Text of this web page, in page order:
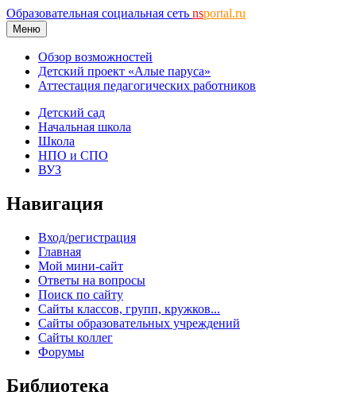
Образовательная социальная сеть nsportal.ru
Меню
Обзор возможностей
Детский проект «Алые паруса»
Аттестация педагогических работников
Детский сад
Начальная школа
Школа
НПО и СПО
ВУЗ
Навигация
Вход/регистрация
Главная
Мой мини-сайт
Ответы на вопросы
Поиск по сайту
Сайты классов, групп, кружков...
Сайты образовательных учреждений
Сайты коллег
Форумы
Библиотека